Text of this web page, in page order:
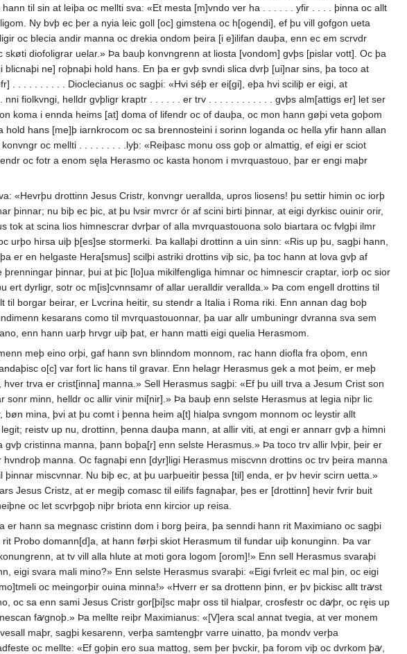
til sin at leiþa oc mellti sva: «Et mesta [m]vndo ver ha . . . . . . yfir . . . . þinna oc allt
Ny bvþ ec þer a nyia leic goll [oc] gimstena oc h[ogendi], ef þu vill gofgon ueta
oc blecia andir manna oc drekia ondom þeira [i e]ilifan dauþa, enn ec em scrvdr
diofoligrar uelar.» Þa bauþ konvngrenn at liosta [vondom] gvþs [pislar vott]. Oc þa
ne] roþnaþi hold hans. En þa er gvþ svndi slica dvrþ [ui]nar sins, þa toco at
. . . . . . . . . . Dioclecianus oc sagþi: «Hvi séþ er ei[gi], eþa hvi sciliþ er eigi, at
fiolkvngi, helldr gvþligr kraptr . . . . . . er trv . . . . . . . . . . . . gvþs alm[attigs er] let ser
koma i ennda heims [at] doma of lifendr oc of dauþa, oc mon hann gøþi veta goþom
hans [me]þ iarnkrocom oc sa brennosteini i sorinn loganda oc hella yfir hann allan
oc mellti . . . . . . . . .lyþ: «Reiþasc monu oss goþ or almattig, ef eigi er sciot
oc fotr a enom sęla Herasmo oc kasta honom i mvrquastouo, þar er engi maþr
«Hevrþu drottinn Jesus Cristr, konvngr uerallda, upros liosens! þu settir himin oc iorþ
þinnar; nu biþ ec þic, at þu lvsir mvrcr ór af scini birti þinnar, at eigi dyrkisc ouinir orir,
at scina lios himnescrar dvrþar of alla mvrquastouona solo biartara oc fvlgþi ilmr
hirsa uiþ þ[es]se stormerki. Þa kallaþi drottinn a uin sinn: «Ris up þu, sagþi hann,
er en helgaste Hera[smus] scilþi astriki drottins viþ sic, þa toc hann at lova gvþ af
þinnar, þui at þic [lo]ua mikilfengliga himnar oc himnescir craptar, iorþ oc sior
dyrligr, sotr oc m[is]cvnnsamr of allar ueralldir verallda.» Þa com engell drottins til
borgar beirar, er Lvcrina heitir, su stendr a Italia i Roma riki. Enn annan dag boþ
kesarans como til mvrquastouonnar, þa uar allr umbuningr dvranna sva sem
enn hann uarþ hrvgr uiþ þat, er hann matti eigi quelia Herasmom.
meþ eino orþi, gaf hann svn blinndom monnom, rac hann diofla fra oþom, enn
o[c] var fort lic hans til gravar. Enn helagr Herasmus gek a mot þeim, er meþ
trva er crist[inna] manna.» Sell Herasmus sagþi: «Ef þu uill trva a Jesum Crist son
minn, helldr oc allir vinir mi[nir].» Þa bauþ enn selste Herasmus at legia niþr lic
mina, þvi at þu comt i þenna heim a[t] hialpa svngom monnom oc leystir allt
reistv up nu, drottinn, þenna dauþa mann, at allir viti, at engi er annarr gvþ a himni
cristinna manna, þann boþa[r] enn selste Herasmus.» Þa toco trv allir lvþir, þeir er
manna. Oc fagnaþi enn [dyr]ligi Herasmus miscvnn drottins oc trv þeira manna
miscvnnar. Nu biþ ec, at þu uarþueitir þessa [til] enda, er þv hevir scirn uetta.»
Jesus Cristz, at er megiþ comasc til eilifs fagnaþar, þes er [drottinn] hevir fvrir buit
oc let scvrþgoþ niþr briota enn kircior up reisa.
hann sa megnasc cristinn dom i borg þeira, þa senndi hann rit Maximiano oc sagþi
Probo domann[d]a, at hann førþi skiot Herasmum til fundar uiþ konunginn. Þa var
at tv vill alla hlute at moti gora logom [orom]!» Enn sell Herasmus svaraþi
eigi svara mali mino?» Enn selste Herasmus svaraþi: «Eigi fvrleit ec mal þin, oc eigi
oc meingorþir ouina minna!» «Hverr er sa drottenn þinn, er þv þickisc allt trꜹst
oc sa enn sami Jesus Cristr gor[þi]sc maþr oss til hialpar, crosfestr oc dꜹþr, oc ręis up
fꜹgnoþ.» Þa mellte reiþr Maximianus: «[V]era scal annat tvegia, at ver monem
maþr, sagþi kesarenn, verþa samtengþr varre uinatto, þa mondv verþa
oc mellte: «Ef goþin ero sua mattog, sem þer þvckir, þa forom viþ oc dvrkom þꜹ,